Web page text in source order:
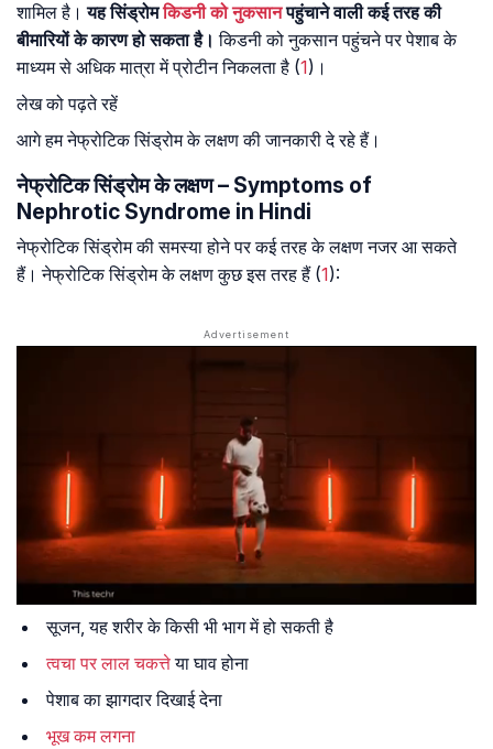
शामिल है।यह सिंड्रोमकिडनी को नुकसानपहुंचाने वाली कई तरह की
बीमारियों के कारण हो सकता है। किडनी को नुकसान पहुंचने पर पेशाब के
माध्यम से अधिक मात्रा में प्रोटीन निकलता है (1)।
लेख को पढ़ते रहें
आगे हम नेफ्रोटिक सिंड्रोम के लक्षण की जानकारी दे रहे हैं।
नेफ्रोटिक सिंड्रोम के लक्षण – Symptoms of
Nephrotic Syndrome in Hindi
नेफ्रोटिक सिंड्रोम की समस्या होने पर कई तरह के लक्षण नजर आ सकते
हैं। नेफ्रोटिक सिंड्रोम के लक्षण कुछ इस तरह हैं (1):
सूजन, यह शरीर के किसी भी भाग में हो सकती है
त्वचा पर लाल चकत्तेया घाव होना
पेशाब का झागदार दिखाई देना
भूख कम लगना